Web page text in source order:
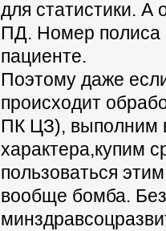
для статистики. А
ПД. Номер полиса
пациенте.
Поэтому даже
происходит
ПК ЦЗ), выполним
характера,купим
пользоваться
вообще бомба.